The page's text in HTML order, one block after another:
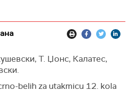
Т. Џонс, Калатес,
belih za utakmicu 12. kola